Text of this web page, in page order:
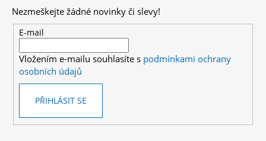
Nezmeškejte žádné novinky či slevy!
E-mail
Vložením e-mailu souhlasíte s podmínkami ochrany
osobních údajů
PŘIHLÁSIT SE